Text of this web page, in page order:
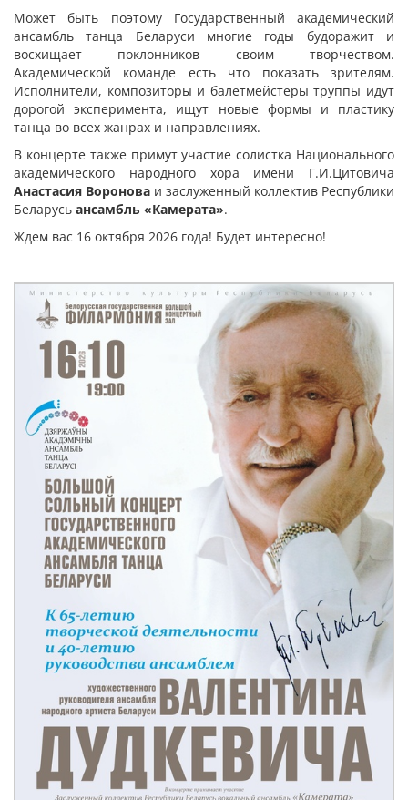
Может быть поэтому Государственный академический
ансамбль танца Беларуси многие годы будоражит и
восхищает поклонников своим творчеством.
Академической команде есть что показать зрителям.
Исполнители, композиторы и балетмейстеры труппы идут
дорогой эксперимента, ищут новые формы и пластику
танца во всех жанрах и направлениях.
В концерте также примут участие солистка Национального
академического народного хора имени Г.И.Цитовича
Анастасия Воронова и заслуженный коллектив Республики
Беларусь ансамбль «Камерата».
Ждем вас 16 октября 2026 года! Будет интересно!